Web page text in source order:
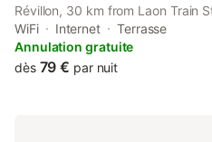
Révillon, 30 km from Laon Train
Schneiter Garden. This property
private parking and free WiFi.
WiFi Internet
Terrasse
Annulation gratuite
dès 79 € par nuit